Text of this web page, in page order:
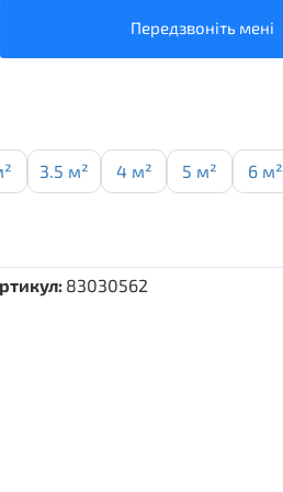
Передзвоніть мені
3.5 м² 4 м² 5 м² 6 м²
83030562